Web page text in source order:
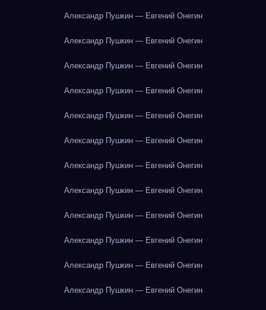
Александр Пушкин — Евгений Онегин
Александр Пушкин — Евгений Онегин
Александр Пушкин — Евгений Онегин
Александр Пушкин — Евгений Онегин
Александр Пушкин — Евгений Онегин
Александр Пушкин — Евгений Онегин
Александр Пушкин — Евгений Онегин
Александр Пушкин — Евгений Онегин
Александр Пушкин — Евгений Онегин
Александр Пушкин — Евгений Онегин
Александр Пушкин — Евгений Онегин
Александр Пушкин — Евгений Онегин